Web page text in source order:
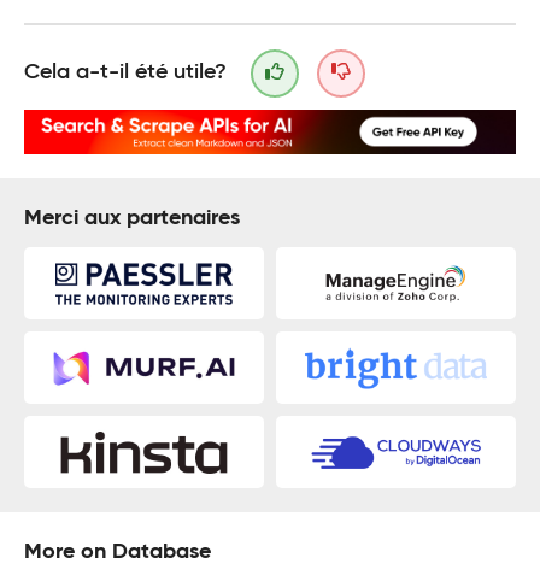
Cela a-t-il été utile?
Merci aux partenaires
More on Database